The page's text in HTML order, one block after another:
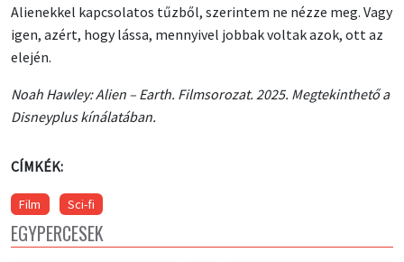
Alienekkel kapcsolatos tűzből, szerintem ne nézze meg. Vagy
igen, azért, hogy lássa, mennyivel jobbak voltak azok, ott az
elején.
Noah Hawley: Alien – Earth. Filmsorozat. 2025. Megtekinthető a
Disneyplus kínálatában.
CÍMKÉK:
Film Sci-fi
EGYPERCESEK